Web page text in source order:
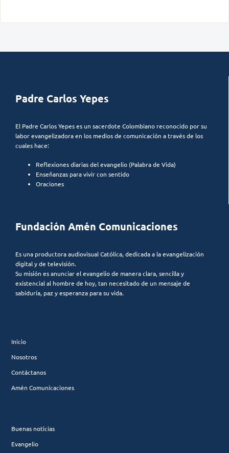
Padre Carlos Yepes
El Padre Carlos Yepes es un sacerdote Colombiano reconocido por su
labor evangelizadora en los medios de comunicación a través de los
cuales hace:
Reflexiones diarias del evangelio (Palabra de Vida)
Enseñanzas para vivir con sentido
Oraciones
Fundación Amén Comunicaciones
Es una productora audiovisual Católica, dedicada a la evangelización
digital y de televisión.
Su misión es anunciar el evangelio de manera clara, sencilla y
existencial al hombre de hoy, tan necesitado de un mensaje de
sabiduría, paz y esperanza para su vida.
Inicio
Nosotros
Contáctanos
Amén Comunicaciones
Buenas noticias
Evangelio